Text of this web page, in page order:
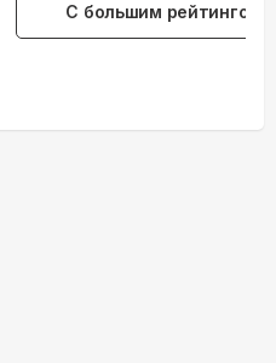
С большим рейтингом